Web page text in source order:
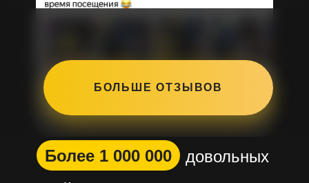
БОЛЬШЕ ОТЗЫВОВ
Более 1 000 000
довольных